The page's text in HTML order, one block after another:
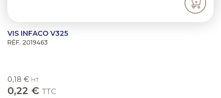
VIS INFACO V325
RÉF. 2019463
0,18 € HT
0,22 € TTC